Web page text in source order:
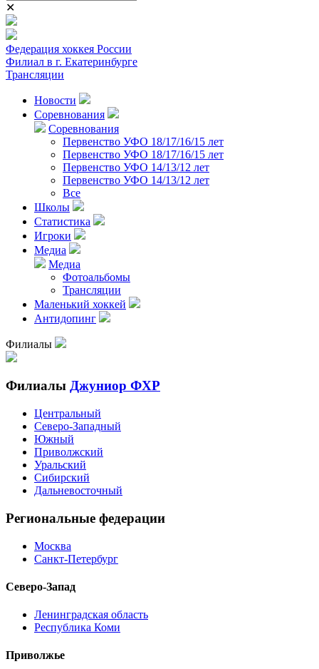
✕
Федерация хоккея России
Филиал в г. Екатеринбурге
Трансляции
Новости
Соревнования
Соревнования
Первенство УФО 18/17/16/15 лет
Первенство УФО 18/17/16/15 лет
Первенство УФО 14/13/12 лет
Первенство УФО 14/13/12 лет
Все
Школы
Статистика
Игроки
Медиа
Медиа
Фотоальбомы
Трансляции
Маленький хоккей
Антидопинг
Филиалы
Филиалы Джуниор ФХР
Центральный
Северо-Западный
Южный
Приволжский
Уральский
Сибирский
Дальневосточный
Региональные федерации
Москва
Санкт-Петербург
Северо-Запад
Ленинградская область
Республика Коми
Приволжье